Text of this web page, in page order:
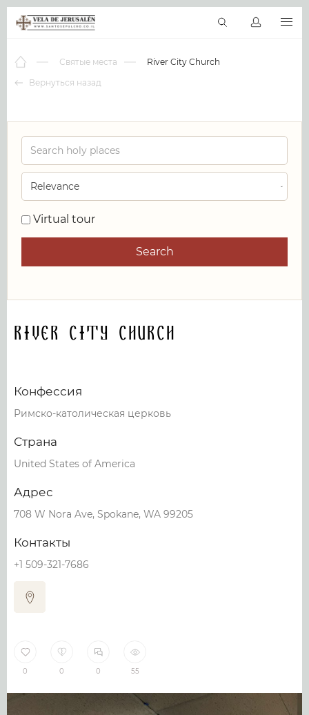
Виртуальные туры
RU
Вернуться назад
Святые места River City Church
Virtual tour
Search
River City Church
Конфессия
Римско-католическая церковь
Страна
United States of America
Адрес
708 W Nora Ave, Spokane, WA 99205
Контакты
+1 509-321-7686
0 0 0 55